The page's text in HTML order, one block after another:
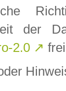
der
2.0 ↗